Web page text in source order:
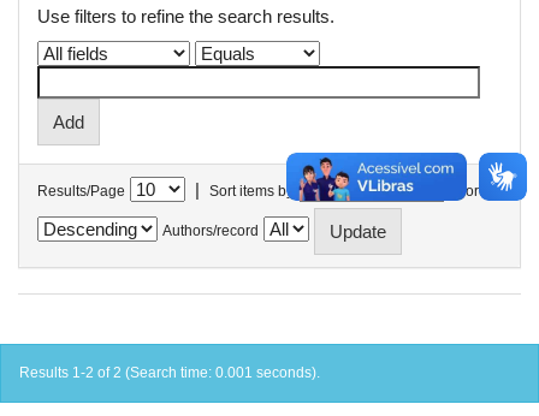
Use filters to refine the search results.
Results/Page | Sort items by In order
Authors/record
Results 1-2 of 2 (Search time: 0.001 seconds).